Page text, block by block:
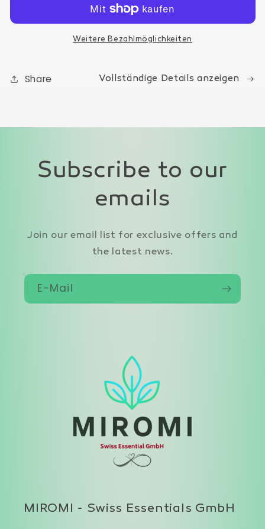
Hyaluron
Weitere Bezahlmöglichkeiten
Share Vollständige Details anzeigen
Subscribe to our
emails
Join our email list for exclusive offers and
the latest news.
E-Mail
MIROMI - Swiss Essentials GmbH